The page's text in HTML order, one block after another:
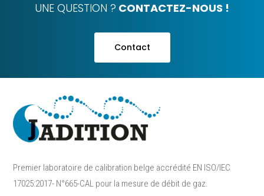
UNE QUESTION ? CONTACTEZ-NOUS !
Contact
Premier laboratoire de calibration belge accrédité EN ISO/IEC
17025:2017- N°665-CAL pour la mesure de débit de gaz.